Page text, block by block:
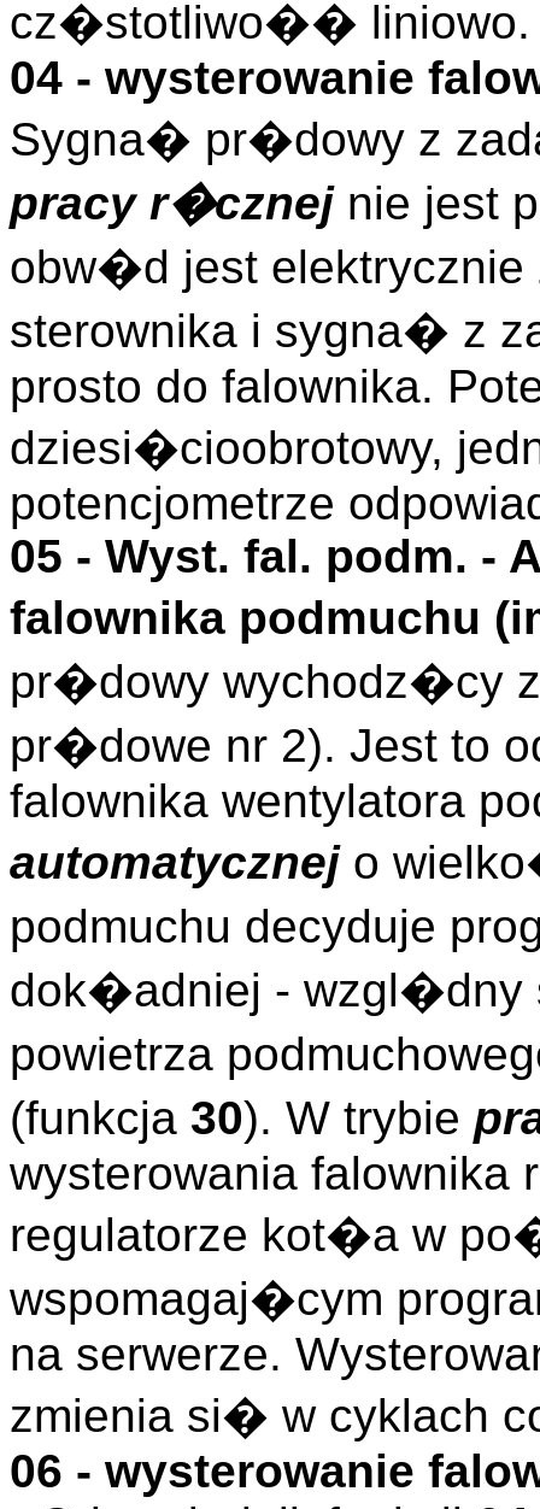
cz�stotliwo�� liniowo.
04 - wysterowanie
Sygna� pr�dowy z
pracy r�cznejnie jest
obw�d jest
sterownika i sygna� z
prosto do falownika.
dziesi�cioobrotowy,
potencjometrze
05 - Wyst. fal. podm. -
falownika podmuchu (
pr�dowy wychodz�cy
pr�dowe nr 2). Jest to
falownika wentylatora
automatycznejo
podmuchu decyduje
dok�adniej - wzgl�dny
powietrza
(funkcja 30). W trybie
wysterowania falownika
regulatorze kot�a w
wspomagaj�cym
na serwerze.
zmienia si� w cyklach
06 - wysterowanie